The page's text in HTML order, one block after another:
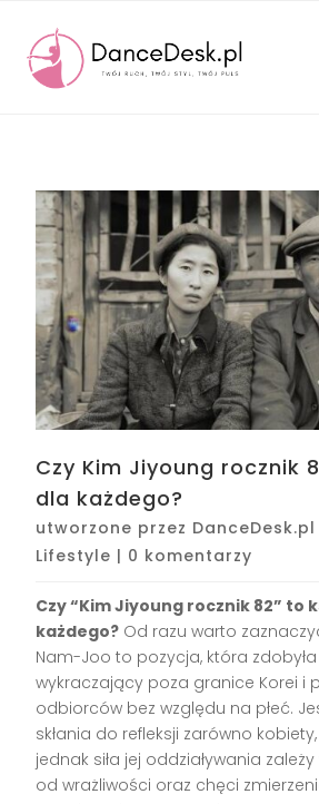
Czy Kim Jiyoung rocznik
dla każdego?
utworzone przez DanceDesk.pl
Lifestyle | 0 komentarzy
Czy “Kim Jiyoung rocznik 82” to
każdego? Od razu warto
Nam-Joo to pozycja, która
wykraczający poza granice Korei i
odbiorców bez względu na płeć.
skłania do refleksji zarówno
jednak siła jej oddziaływania
od wrażliwości oraz chęci